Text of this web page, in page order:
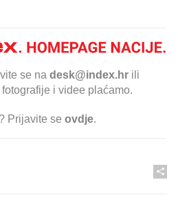
se na desk@index.hr ili
fotografije i videe plaćamo.
Prijavite se ovdje.